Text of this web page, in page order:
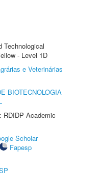
Technological
- Level 1D
e Veterinárias
BIOTECNOLOGIA
RDIDP Academic
Scholar
Fapesp